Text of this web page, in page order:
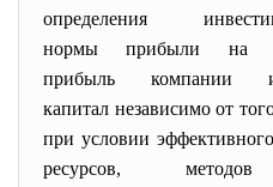
определения
нормы прибыли на
прибыль компании
капитал независимо от
при условии
ресурсов,